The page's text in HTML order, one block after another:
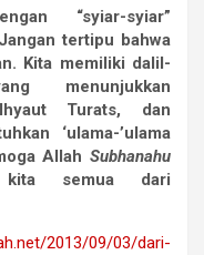
“syiar-syiar”
tertipu bahwa
Kita memiliki dalil-
menunjukkan
Ihyaut Turats, dan
‘ulama-’ulama
Allah Subhanahu
kita semua dari
2013/09/03/dari-